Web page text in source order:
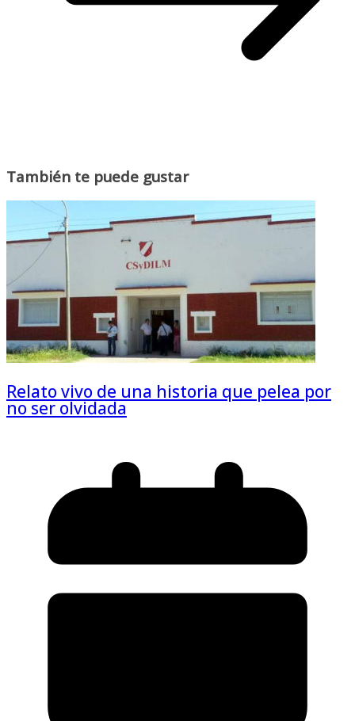
También te puede gustar
Relato vivo de una historia que pelea por
no ser olvidada